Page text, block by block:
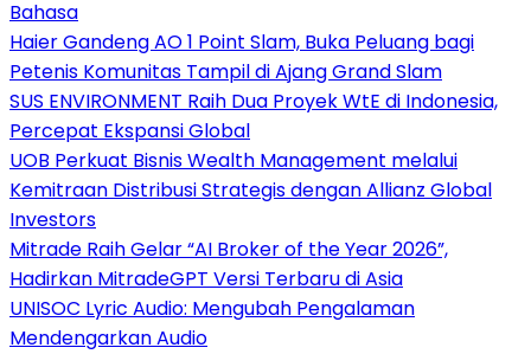
Bahasa
Haier Gandeng AO 1 Point Slam, Buka Peluang bagi
Petenis Komunitas Tampil di Ajang Grand Slam
SUS ENVIRONMENT Raih Dua Proyek WtE di Indonesia,
Percepat Ekspansi Global
UOB Perkuat Bisnis Wealth Management melalui
Kemitraan Distribusi Strategis dengan Allianz Global
Investors
Mitrade Raih Gelar “AI Broker of the Year 2026”,
Hadirkan MitradeGPT Versi Terbaru di Asia
UNISOC Lyric Audio: Mengubah Pengalaman
Mendengarkan Audio